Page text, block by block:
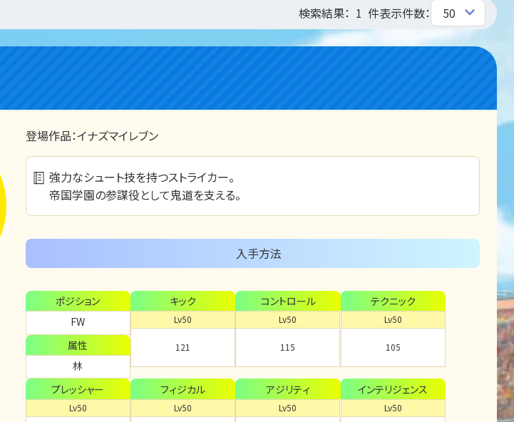
検索結果： 1 件表示件数：
登場作品：イナズマイレブン
強力なシュート技を持つストライカー。
帝国学園の参謀役として鬼道を支える。
入手方法
ポジション
FW
属性
林
キック
Lv50
121
コントロール
Lv50
115
テクニック
Lv50
105
プレッシャー
Lv50
フィジカル
Lv50
アジリティ
Lv50
インテリジェンス
Lv50